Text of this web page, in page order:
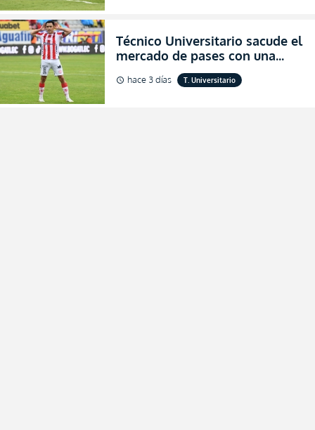
Técnico Universitario sacude el
mercado de pases con una
verdadera revolución para
asegurar la permanencia
schedule hace 3 días T. Universitario